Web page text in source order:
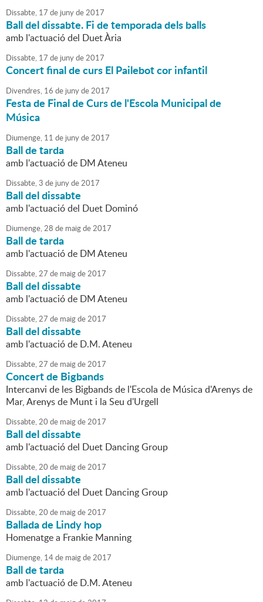
Dissabte, 17 de junyde2017
Ball del dissabte. Fi de temporada dels balls
amb l'actuació del Duet Ària
Dissabte, 17 de junyde2017
Concert final de curs El Pailebot cor infantil
Divendres, 16 de junyde2017
Festa de Final de Curs de l'Escola Municipal de
Música
Diumenge, 11 de junyde2017
Ball de tarda
amb l'actuació de DM Ateneu
Dissabte,3 de junyde2017
Ball del dissabte
amb l'actuació del Duet Dominó
Diumenge,28 de maigde2017
Ball de tarda
amb l'actuació de DM Ateneu
Dissabte,27 de maigde2017
Ball del dissabte
amb l'actuació de DM Ateneu
Dissabte,27 de maigde2017
Ball del dissabte
amb l'actuació de D.M. Ateneu
Dissabte,27 de maigde2017
Concert de Bigbands
Intercanvi de les Bigbands de l'Escola de Música d'Arenys de
Mar, Arenys de Munt i la Seu d'Urgell
Dissabte,20 de maigde2017
Ball del dissabte
amb l'actuació del Duet Dancing Group
Dissabte,20 de maigde2017
Ball del dissabte
amb l'actuació del Duet Dancing Group
Dissabte,20 de maigde2017
Ballada de Lindy hop
Homenatge a Frankie Manning
Diumenge, 14de maigde2017
Ball de tarda
amb l'actuació de D.M. Ateneu